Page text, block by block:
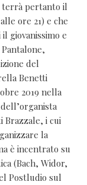
terrà pertanto il
ore 21) e che
giovanissimo e
del
Benetti
2019 nella
Brazzale, i cui
la
è incentrato su
(Bach, Widor,
Postludio sul